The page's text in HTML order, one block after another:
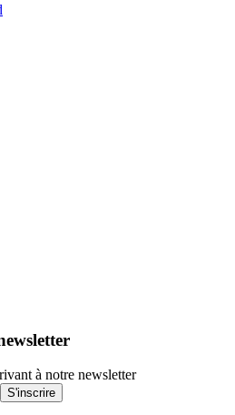
à notre newsletter
S'inscrire